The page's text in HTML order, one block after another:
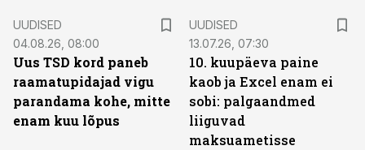
UUDISED
04.08.26, 08:00
Uus TSD kord paneb
raamatupidajad vigu
parandama kohe, mitte
enam kuu lõpus
UUDISED
13.07.26, 07:30
10. kuupäeva paine
kaob ja Excel enam ei
sobi: palgaandmed
liiguvad
maksuametisse